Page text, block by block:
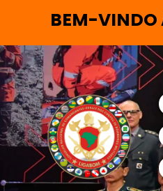
BEM-VINDO